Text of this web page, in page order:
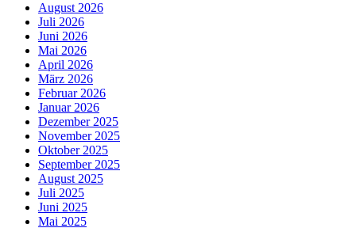
August 2026
Juli 2026
Juni 2026
Mai 2026
April 2026
März 2026
Februar 2026
Januar 2026
Dezember 2025
November 2025
Oktober 2025
September 2025
August 2025
Juli 2025
Juni 2025
Mai 2025